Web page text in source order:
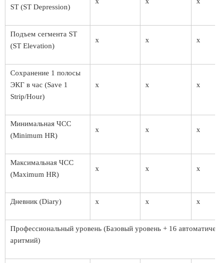
ST (ST Depression)
Подъем сегмента ST
(ST Elevation)
x x x
Сохранение 1 полосы
ЭКГ в час (Save 1
Strip/Hour)
x x x
Минимальная ЧСС
(Minimum HR)
x x x
Максимальная ЧСС
(Maximum HR)
x x x
Дневник (Diary) x x x
Профессиональный уровень (Базовый уровень + 16
аритмий)